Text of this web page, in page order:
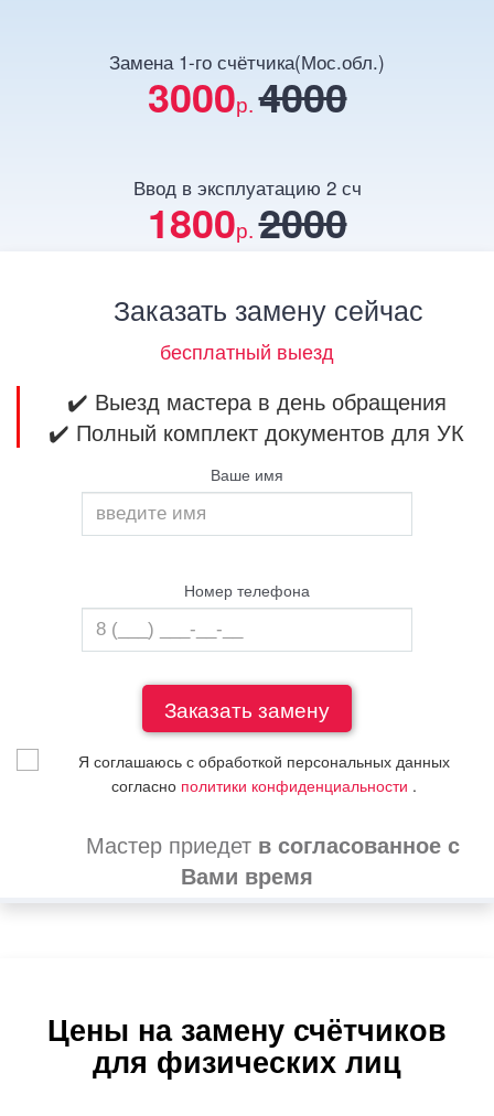
Замена 1-го счётчика(Мос.обл.)
3000р.4000
Ввод в эксплуатацию 2 сч
1800р. 2000
Заказать замену сейчас
бесплатный выезд
✔️ Выезд мастера в день обращения
✔️ Полный комплект документов для УК
Ваше имя
Номер телефона
Я соглашаюсь с обработкой персональных данных
согласно политики конфиденциальности .
Мастер приедет в согласованное с
Вами время
Цены на замену счётчиков
для физических лиц